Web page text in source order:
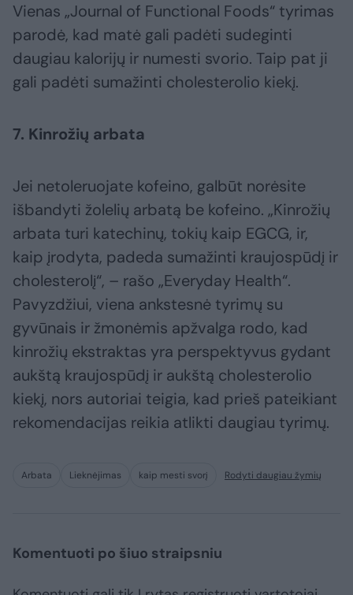
Vienas „Journal of Functional Foods“ tyrimas
parodė, kad matė gali padėti sudeginti
daugiau kalorijų ir numesti svorio. Taip pat ji
gali padėti sumažinti cholesterolio kiekį.
7. Kinrožių arbata
Jei netoleruojate kofeino, galbūt norėsite
išbandyti žolelių arbatą be kofeino. „Kinrožių
arbata turi katechinų, tokių kaip EGCG, ir,
kaip įrodyta, padeda sumažinti kraujospūdį ir
cholesterolį“, – rašo „Everyday Health“.
Pavyzdžiui, viena ankstesnė tyrimų su
gyvūnais ir žmonėmis apžvalga rodo, kad
kinrožių ekstraktas yra perspektyvus gydant
aukštą kraujospūdį ir aukštą cholesterolio
kiekį, nors autoriai teigia, kad prieš pateikiant
rekomendacijas reikia atlikti daugiau tyrimų.
Arbata Lieknėjimas kaip mesti svorį Rodyti daugiau žymių
Komentuoti po šiuo straipsniu